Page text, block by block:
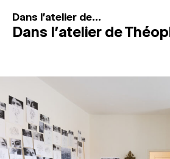
Dans l'atelier de...
Dans l’atelier de